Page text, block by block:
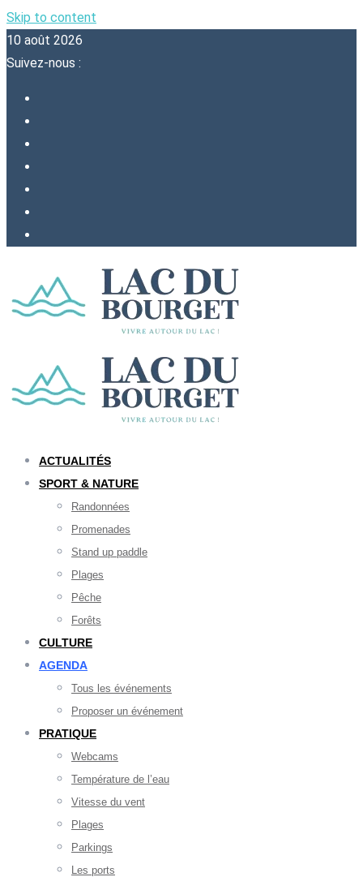
Skip to content
10 août 2026
Suivez-nous :
ACTUALITÉS
SPORT & NATURE
Randonnées
Promenades
Stand up paddle
Plages
Pêche
Forêts
CULTURE
AGENDA
Tous les événements
Proposer un événement
PRATIQUE
Webcams
Température de l’eau
Vitesse du vent
Plages
Parkings
Les ports